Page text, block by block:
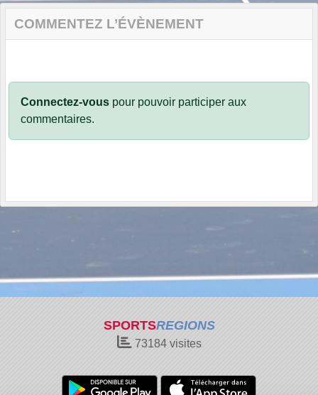
COMMENTEZ L’ÉVÈNEMENT
Connectez-vous pour pouvoir participer aux
commentaires.
SPORTSREGIONS
73184visites